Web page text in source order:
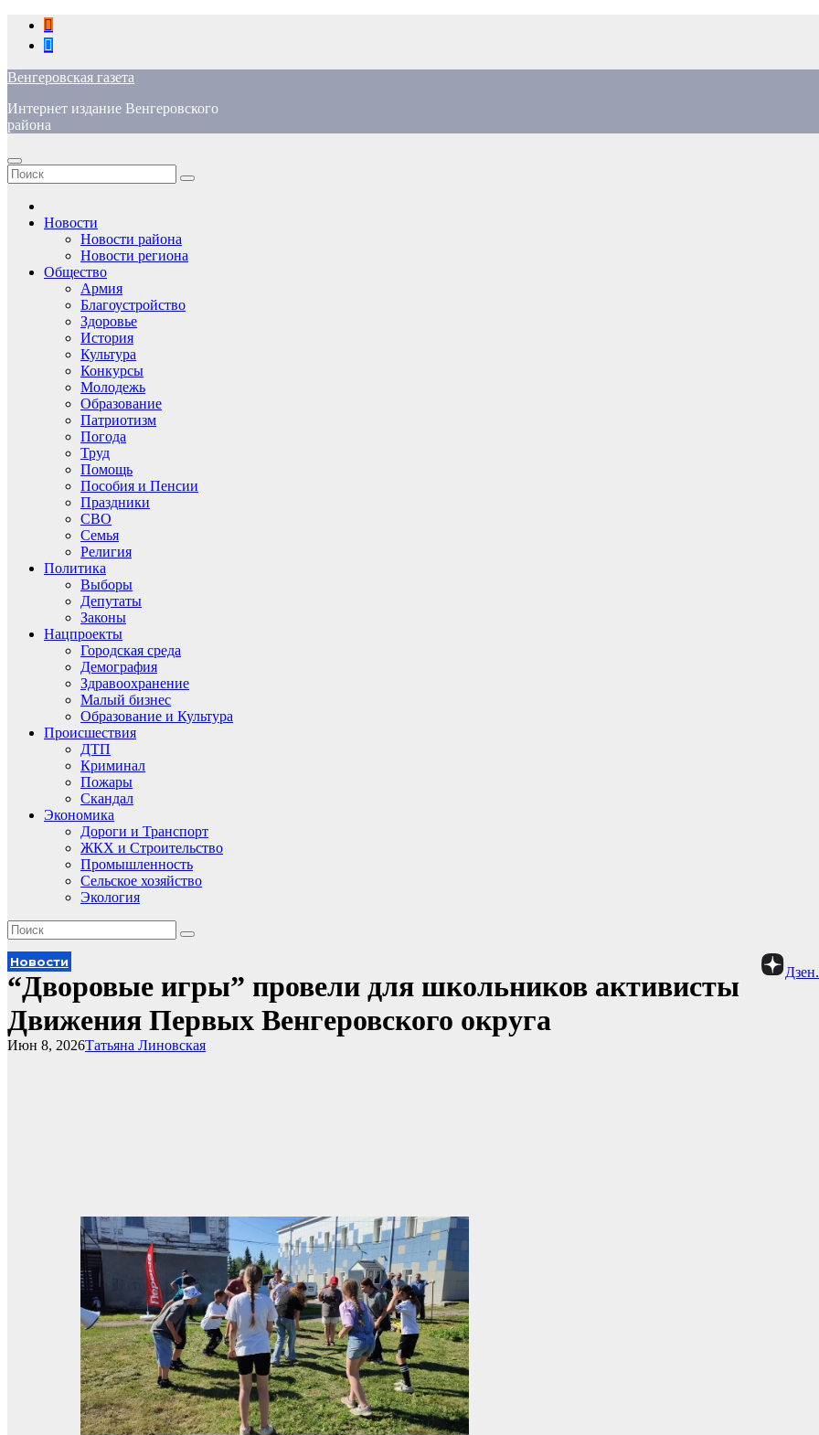
Перейти
содержимому
Венгеровская газета
Интернет издание Венгеровского
района
Новости
Новости района
Новости региона
Общество
Армия
Благоустройство
Здоровье
История
Культура
Конкурсы
Молодежь
Образование
Патриотизм
Погода
Труд
Помощь
Пособия и Пенсии
Праздники
СВО
Семья
Религия
Политика
Выборы
Депутаты
Законы
Нацпроекты
Городская среда
Демография
Здравоохранение
Малый бизнес
Образование и Культура
Происшествия
ДТП
Криминал
Пожары
Скандал
Экономика
Дороги и Транспорт
ЖКХ и Строительство
Промышленность
Сельское хозяйство
Экология
Новости
“Дворовые игры” провели для школьников активисты
Движения Первых Венгеровского округа
Татьяна Линовская
Июн 8, 2026